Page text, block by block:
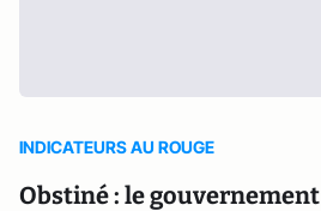
INDICATEURS AU ROUGE
Obstiné : le gouvernement